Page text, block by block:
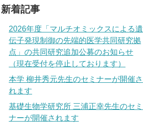
新着記事
2026年度「マルチオミックスによる遺
伝子発現制御の先端的医学共同研究拠
点」の共同研究追加公募のお知らせ
（現在受付を停止しております）
本学 柳井秀元先生のセミナーが開催さ
れます
基礎生物学研究所 三浦正幸先生のセミ
ナーが開催されます